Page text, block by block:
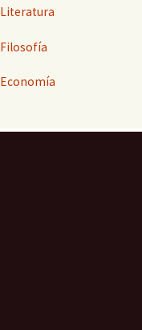
Literatura
Filosofía
Economía